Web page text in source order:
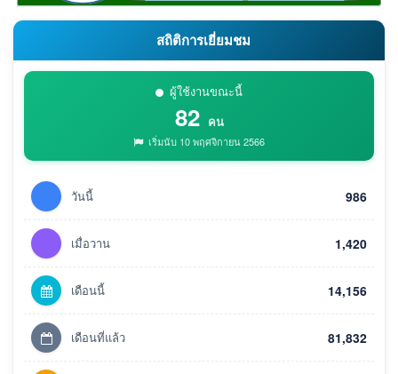
สถิติการเยี่ยมชม
ผู้ใช้งานขณะนี้
82 คน
เริ่มนับ 10 พฤศจิกายน 2566
วันนี้ 986
เมื่อวาน 1,420
เดือนนี้ 14,156
เดือนที่แล้ว 81,832